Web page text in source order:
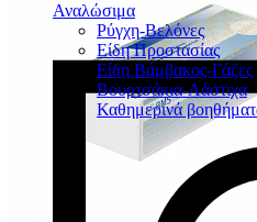
Αναλώσιμα
Ρύγχη-Βελόνες
Είδη Προστασίας
Είδη Βάμβακος-Γάζες
Βουρτσάκια-Λάστιχα
Καθημερινά